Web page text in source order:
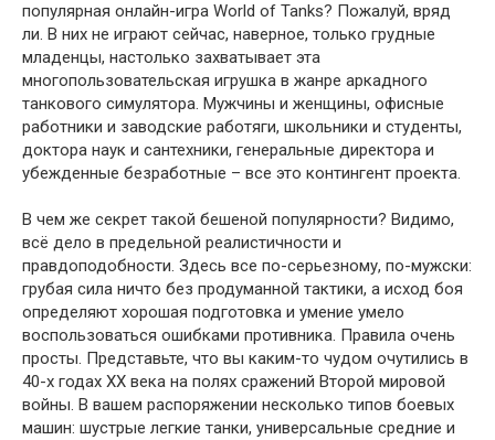
популярная онлайн-игра World of Tanks? Пожалуй, вряд
ли. В них не играют сейчас, наверное, только грудные
младенцы, настолько захватывает эта
многопользовательская игрушка в жанре аркадного
танкового симулятора. Мужчины и женщины, офисные
работники и заводские работяги, школьники и студенты,
доктора наук и сантехники, генеральные директора и
убежденные безработные – все это контингент проекта.
В чем же секрет такой бешеной популярности? Видимо,
всё дело в предельной реалистичности и
правдоподобности. Здесь все по-серьезному, по-мужски:
грубая сила ничто без продуманной тактики, а исход боя
определяют хорошая подготовка и умение умело
воспользоваться ошибками противника. Правила очень
просты. Представьте, что вы каким-то чудом очутились в
40-х годах XX века на полях сражений Второй мировой
войны. В вашем распоряжении несколько типов боевых
машин: шустрые легкие танки, универсальные средние и